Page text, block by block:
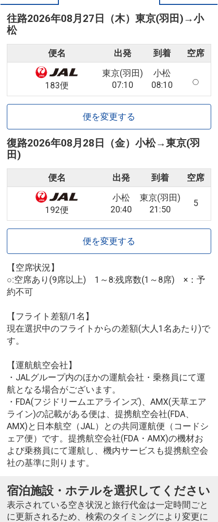
往路2026年08月27日（木） 東京(羽田) →小
松
便名 出発 到着 空席
183便
東京(羽田)
07:10
小松
08:10
便を変更する
復路2026年08月28日（金） 小松→東京(羽
田)
便名 出発 到着 空席
192便
小松
20:40
東京(羽田)
21:50
5
便を変更する
【空席状況】
○:空席あり(9席以上) 1～8:残席数(1～8席) ×：予
約不可
【フライト差額/1名】
現在選択中のフライトからの差額(大人1名あたり)で
す。
【運航航空会社】
・JALグループ内のほかの運航会社・乗務員にて運
航となる場合がございます。
・FDA(フジドリームエアラインズ)、AMX(天草エア
ライン)の記載がある便は、提携航空会社(FDA、
AMX)と日本航空（JAL）との共同運航便（コードシ
ェア便）です。提携航空会社(FDA・AMX)の機材お
よび乗務員にて運航し、機内サービスも提携航空会
社の基準に則ります。
宿泊施設・ホテルを選択してください
表示されている空き状況と旅行代金は一定時間ごと
に更新されるため、検索のタイミングにより変更に